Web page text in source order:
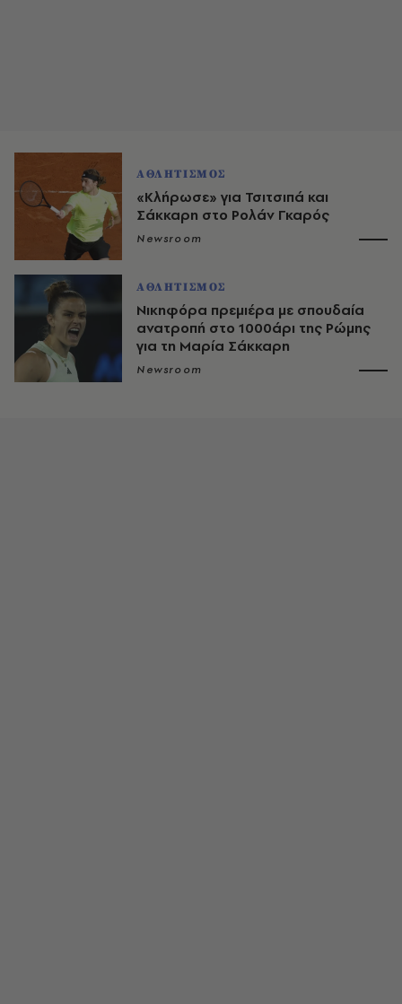
ΑΘΛΗΤΙΣΜΟΣ
«Κλήρωσε» για Τσιτσιπά και
Σάκκαρη στο Ρολάν Γκαρός
Newsroom
ΑΘΛΗΤΙΣΜΟΣ
Νικηφόρα πρεμιέρα με σπουδαία
ανατροπή στο 1000άρι της Ρώμης
για τη Μαρία Σάκκαρη
Newsroom